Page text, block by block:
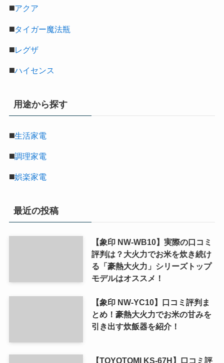
◼️アクア
◼️タイガー魔法瓶
◼️レグザ
◼️ハイセンス
用途から探す
◼️生活家電
◼️調理家電
◼️娯楽家電
最近の投稿
【象印 NW-WB10】実際の口コミ
評判は？大火力でお米を炊き続け
る「豪熱大火力」シリーズトップ
モデルはオススメ！
【象印 NW-YC10】口コミ評判ま
とめ！豪熱大火力でお米の甘みを
引き出す炊飯器を紹介！
【TOYOTOMI KS-67H】口コミ評